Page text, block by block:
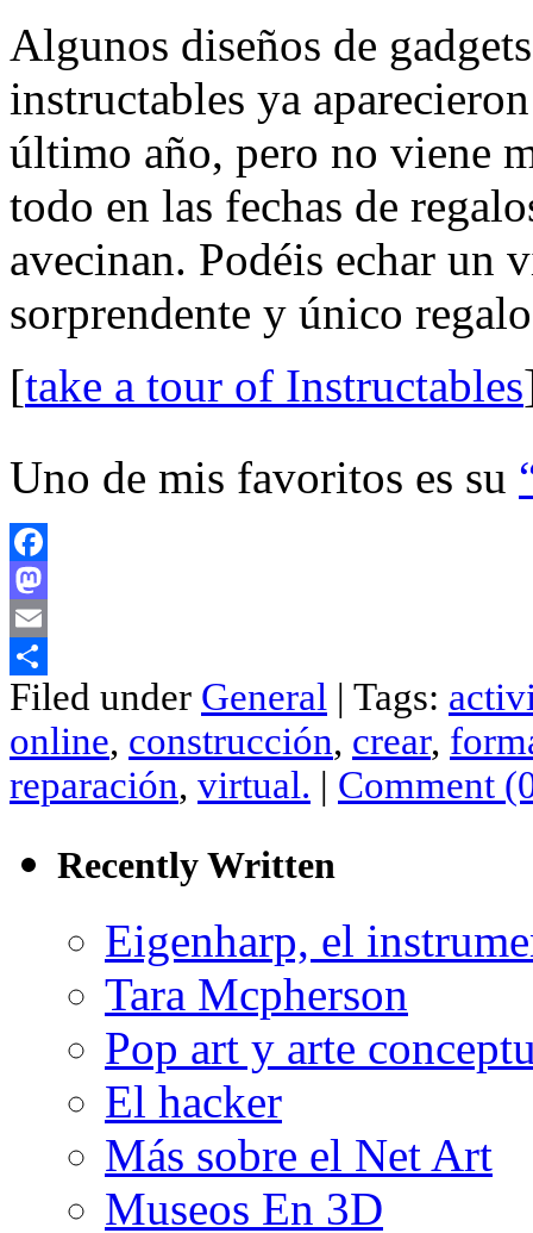
Algunos diseños de
instructables ya
último año, pero no viene
todo en las fechas de
avecinan. Podéis echar un
sorprendente y único
[take a tour of Instructables
Uno de mis favoritos es su
Facebook
Mastodon
Email
Compartir
Filed under General | Tags:
online, construcción, crear,
reparación, virtual. | Comment
Recently Written
Eigenharp, el
Tara Mcpherson
Pop art y arte
El hacker
Más sobre el Net Art
Museos En 3D